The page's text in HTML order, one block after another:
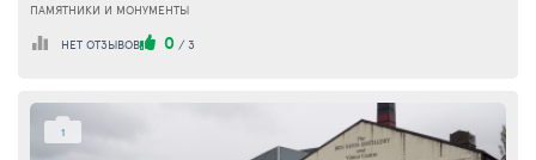
ПАМЯТНИКИ И МОНУМЕНТЫ
НЕТ ОТЗЫВОВ 0 / 3
1